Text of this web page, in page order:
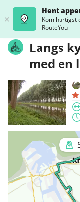
Hent
Kom hurtigst
RouteYou
Langs
med en